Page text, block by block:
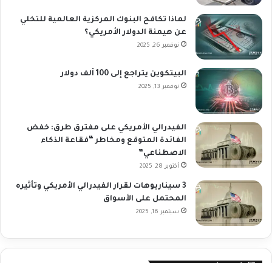
لماذا تكافح البنوك المركزية العالمية للتخلي
عن هيمنة الدولار الأمريكي؟
نوفمبر 26, 2025
البيتكوين يتراجع إلى 100 ألف دولار
نوفمبر 13, 2025
الفيدرالي الأمريكي على مفترق طرق: خفض
الفائدة المتوقع ومخاطر “فقاعة الذكاء
الاصطناعي”
أكتوبر 28, 2025
3 سيناريوهات لقرار الفيدرالي الأمريكي وتأثيره
المحتمل على الأسواق
سبتمبر 16, 2025